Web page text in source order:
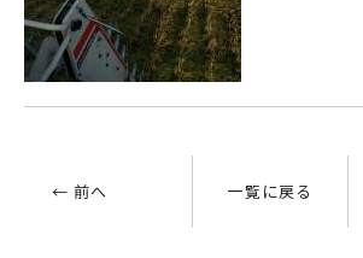
← 前へ 一覧に戻る